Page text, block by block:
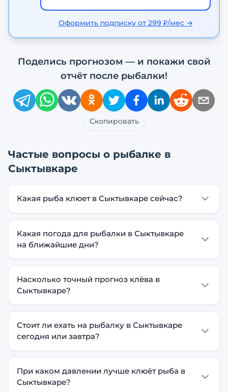
Оформить подписку от 299 ₽/мес →
Поделись прогнозом — и покажи свой
отчёт после рыбалки!
Скопировать
Частые вопросы о рыбалке в
Сыктывкаре
Какая рыба клюет в Сыктывкаре сейчас?
Какая погода для рыбалки в Сыктывкаре
на ближайшие дни?
Насколько точный прогноз клёва в
Сыктывкаре?
Стоит ли ехать на рыбалку в Сыктывкаре
сегодня или завтра?
При каком давлении лучше клюёт рыба в
Сыктывкаре?